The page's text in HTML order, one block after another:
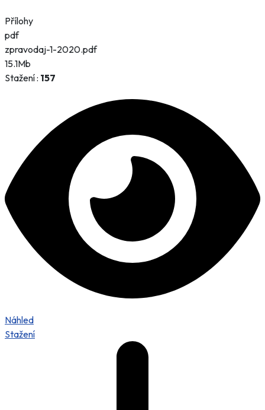
Přílohy
pdf
zpravodaj-1-2020.pdf
15.1Mb
Stažení : 157
Náhled
Stažení